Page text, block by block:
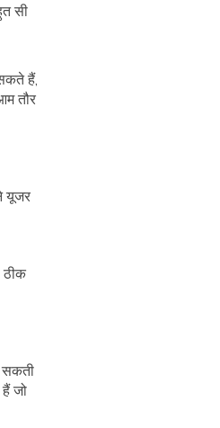
सी
हैं,
तौर
यूजर
ठीक
सकती
जो